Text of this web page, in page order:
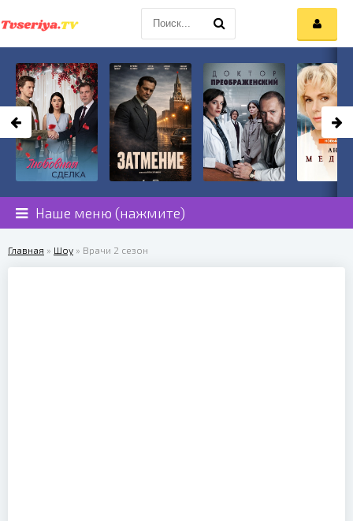
Наше меню (нажмите)
Главная » Шоу » Врачи 2 сезон